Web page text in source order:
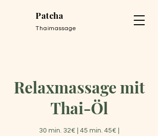
Patcha
Thaimassage
Relaxmassage mit
Thai-Öl
30 min. 32€ | 45 min. 45€ |